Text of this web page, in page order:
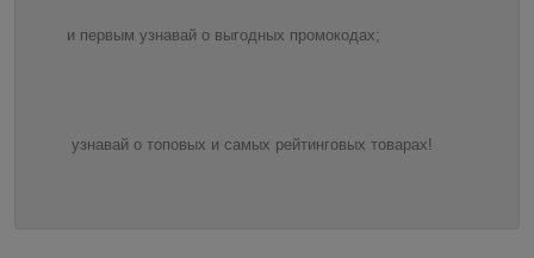
и первым узнавай о выгодных промокодах;
узнавай о топовых и самых рейтинговых товарах!